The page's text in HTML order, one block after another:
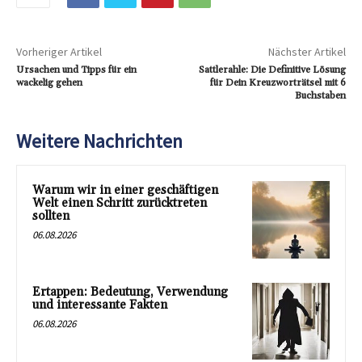
Vorheriger Artikel
Ursachen und Tipps für ein
wackelig gehen
Nächster Artikel
Sattlerahle: Die Definitive Lösung
für Dein Kreuzworträtsel mit 6
Buchstaben
Weitere Nachrichten
Warum wir in einer geschäftigen
Welt einen Schritt zurücktreten
sollten
06.08.2026
Ertappen: Bedeutung, Verwendung
und interessante Fakten
06.08.2026